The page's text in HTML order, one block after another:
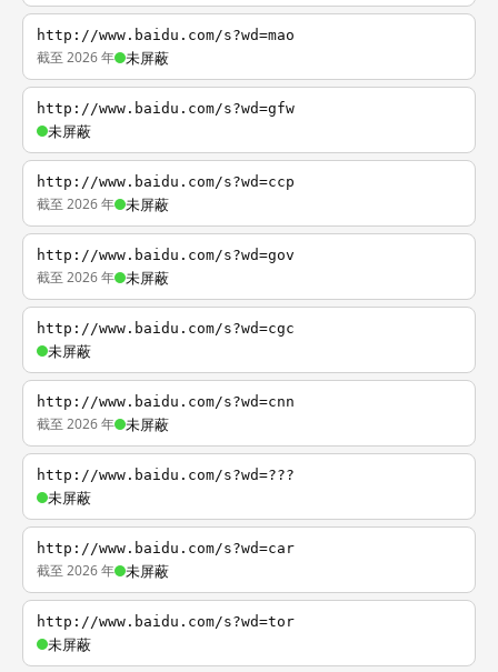
http://www.baidu.com/s?wd=mao
截至 2026 年 未屏蔽
http://www.baidu.com/s?wd=gfw
未屏蔽
http://www.baidu.com/s?wd=ccp
截至 2026 年 未屏蔽
http://www.baidu.com/s?wd=gov
截至 2026 年 未屏蔽
http://www.baidu.com/s?wd=cgc
未屏蔽
http://www.baidu.com/s?wd=cnn
截至 2026 年 未屏蔽
http://www.baidu.com/s?wd=???
未屏蔽
http://www.baidu.com/s?wd=car
截至 2026 年 未屏蔽
http://www.baidu.com/s?wd=tor
未屏蔽